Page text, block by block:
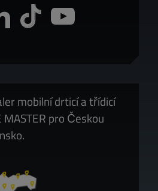
mobilní drticí a třídicí
pro Českou